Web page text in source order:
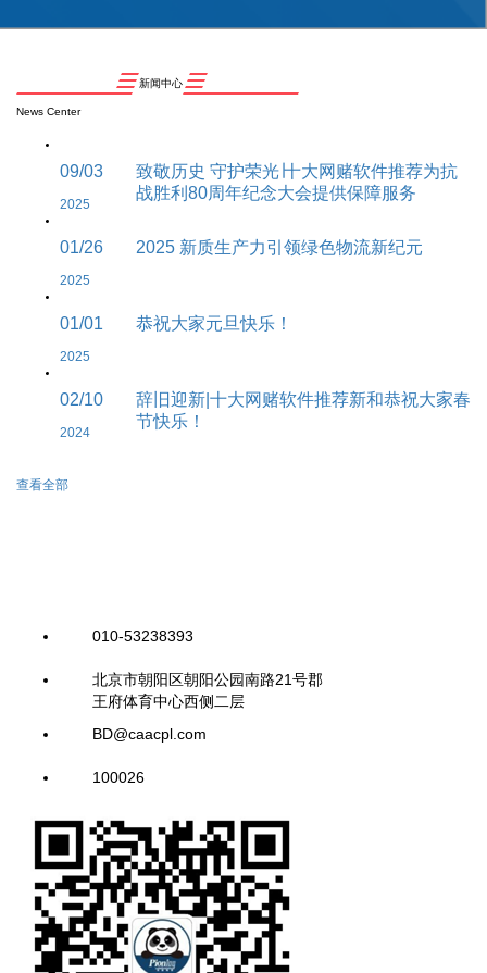
新闻中心
News Center
09/03
2025
致敬历史 守护荣光∣十大网赌软件推荐为抗
战胜利80周年纪念大会提供保障服务
01/26
2025
2025 新质生产力引领绿色物流新纪元
01/01
2025
恭祝大家元旦快乐！
02/10
2024
辞旧迎新|十大网赌软件推荐新和恭祝大家春
节快乐！
查看全部
010-53238393
北京市朝阳区朝阳公园南路21号郡
王府体育中心西侧二层
BD@caacpl.com
100026